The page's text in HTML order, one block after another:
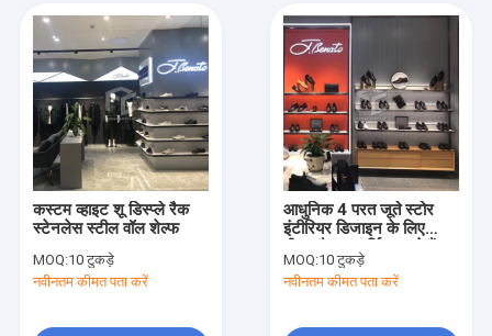
कस्टम व्हाइट शू डिस्प्ले रैक
स्टेनलेस स्टील वॉल शेल्फ
MOQ:10 टुकड़े
नवीनतम कीमत पता करें
आधुनिक 4 परत जूते स्टोर
इंटीरियर डिजाइन के लिए
दीवार रैक प्रदर्शित करते हैं
MOQ:10 टुकड़े
नवीनतम कीमत पता करें